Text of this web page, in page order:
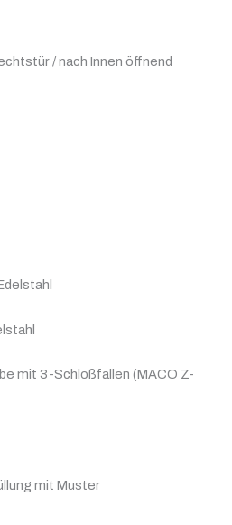
/ nach Innen öffnend
mit 3-Schloßfallen (MACO Z-
mit Muster